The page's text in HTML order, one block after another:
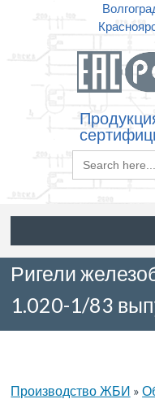
Search
for:
Ригели
1.020-1/83
Производство ЖБИ »